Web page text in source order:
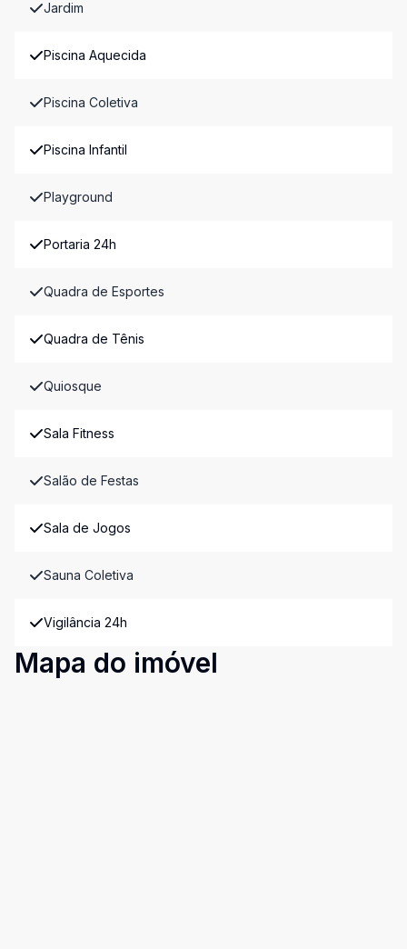
Jardim
Piscina Aquecida
Piscina Coletiva
Piscina Infantil
Playground
Portaria 24h
Quadra de Esportes
Quadra de Tênis
Quiosque
Sala Fitness
Salão de Festas
Sala de Jogos
Sauna Coletiva
Vigilância 24h
Mapa do imóvel